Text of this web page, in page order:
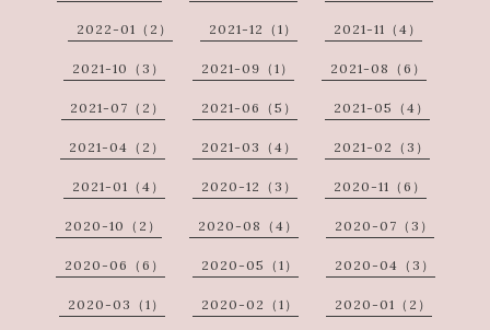
2022-01（2） 2021-12（1） 2021-11（4）
2021-10（3） 2021-09（1） 2021-08（6）
2021-07（2） 2021-06（5） 2021-05（4）
2021-04（2） 2021-03（4） 2021-02（3）
2021-01（4） 2020-12（3） 2020-11（6）
2020-10（2） 2020-08（4） 2020-07（3）
2020-06（6） 2020-05（1） 2020-04（3）
2020-03（1） 2020-02（1） 2020-01（2）